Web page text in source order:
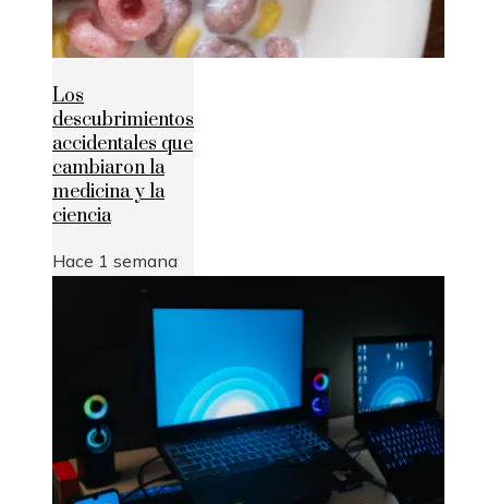
Los
descubrimientos
accidentales que
cambiaron la
medicina y la
ciencia
Hace 1 semana